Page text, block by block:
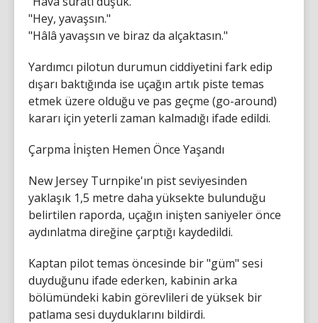
"Hey, yavaşsın."
"Hâlâ yavaşsın ve biraz da alçaktasın."
Yardımcı pilotun durumun ciddiyetini fark edip
dışarı baktığında ise uçağın artık piste temas
etmek üzere olduğu ve pas geçme (go-around)
kararı için yeterli zaman kalmadığı ifade edildi.
Çarpma İnişten Hemen Önce Yaşandı
New Jersey Turnpike'ın pist seviyesinden
yaklaşık 1,5 metre daha yüksekte bulunduğu
belirtilen raporda, uçağın inişten saniyeler önce
aydınlatma direğine çarptığı kaydedildi.
Kaptan pilot temas öncesinde bir "güm" sesi
duyduğunu ifade ederken, kabinin arka
bölümündeki kabin görevlileri de yüksek bir
patlama sesi duyduklarını bildirdi.